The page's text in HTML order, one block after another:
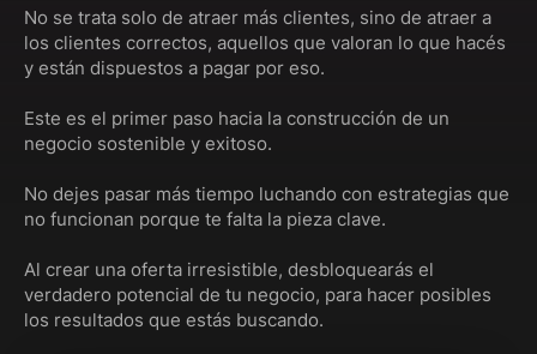
No se trata solo de atraer más clientes, sino de atraer a
los clientes correctos, aquellos que valoran lo que hacés
y están dispuestos a pagar por eso.
Este es el primer paso hacia la construcción de un
negocio sostenible y exitoso.
No dejes pasar más tiempo luchando con estrategias que
no funcionan porque te falta la pieza clave.
Al crear una oferta irresistible, desbloquearás el
verdadero potencial de tu negocio, para hacer posibles
los resultados que estás buscando.